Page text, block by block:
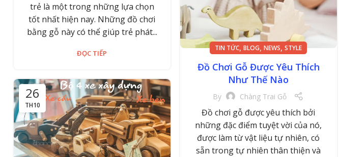
trẻ là một trong những lựa chọn
tốt nhất hiện nay. Những đồ chơi
bằng gỗ này có thể giúp trẻ phát...
ĐỌC TIẾP
TIN TỨC,BLOG,NEWS,STYLE
Đồ Chơi Gỗ Được Yêu Thích
Như Thế Nào
By Chàng Trai Gỗ
Đồ chơi gỗ được yêu thích bởi
những đặc điểm tuyệt vời của nó,
được làm từ vật liệu tự nhiên, có
sẵn trong tự nhiên thân thiện và
26
TH10